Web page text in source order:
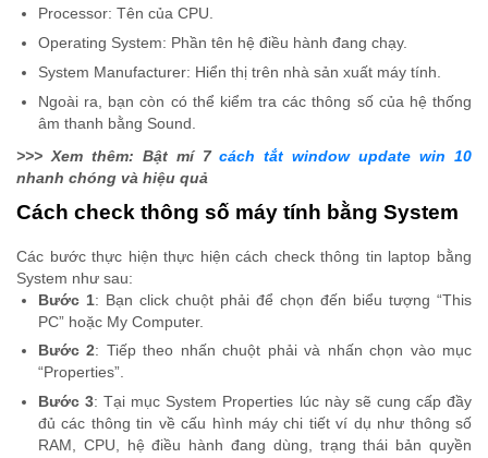
Processor: Tên của CPU.
Operating System: Phần tên hệ điều hành đang chạy.
System Manufacturer: Hiển thị trên nhà sản xuất máy tính.
Ngoài ra, bạn còn có thể kiểm tra các thông số của hệ thống
âm thanh bằng Sound.
>>> Xem thêm: Bật mí 7cách tắt window update win 10
nhanh chóng và hiệu quả
Cách check thông số máy tính bằng System
Các bước thực hiện thực hiện cách check thông tin laptop bằng
System như sau:
Bước 1: Bạn click chuột phải để chọn đến biểu tượng “This
PC” hoặc My Computer.
Bước 2: Tiếp theo nhấn chuột phải và nhấn chọn vào mục
“Properties”.
Bước 3: Tại mục System Properties lúc này sẽ cung cấp đầy
đủ các thông tin về cấu hình máy chi tiết ví dụ như thông số
RAM, CPU, hệ điều hành đang dùng, trạng thái bản quyền